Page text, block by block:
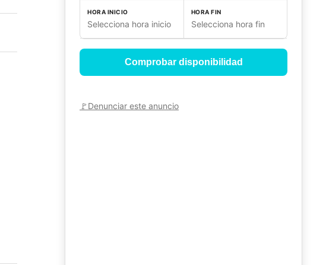
HORA INICIO
Selecciona hora inicio
HORA FIN
Selecciona hora fin
Comprobar disponibilidad
🚩Denunciar este anuncio